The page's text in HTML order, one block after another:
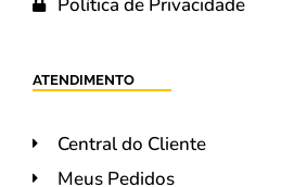
ATENDIMENTO
Central do Cliente
Meus Pedidos